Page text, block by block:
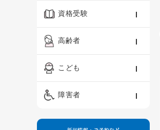
資格受験
ケアマネジャー
精神保健福祉士
保育士
高齢者
認知症ケア・介護技術
ーシャルワーク
看護
こども
保育・教育／発達障害
障害者
障害者支援・福祉